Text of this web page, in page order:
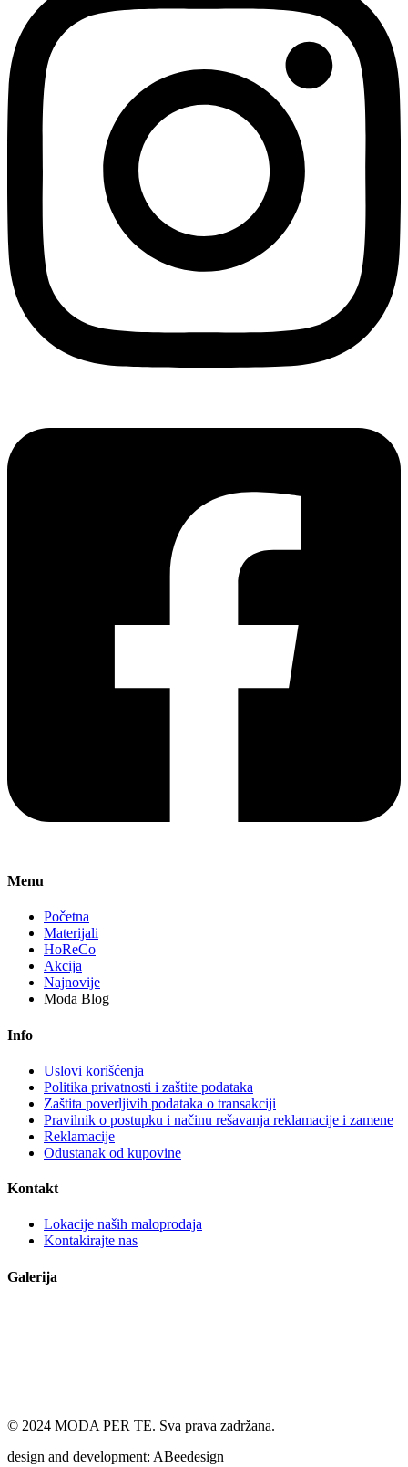
Menu
Početna
Materijali
HoReCo
Akcija
Najnovije
Moda Blog
Info
Uslovi korišćenja
Politika privatnosti i zaštite podataka
Zaštita poverljivih podataka o transakciji
Pravilnik o postupku i načinu rešavanja reklamacije i zamene
Reklamacije
Odustanak od kupovine
Kontakt
Lokacije naših maloprodaja
Kontakirajte nas
Galerija
© 2024 MODA PER TE. Sva prava zadržana.
design and development: ABeedesign